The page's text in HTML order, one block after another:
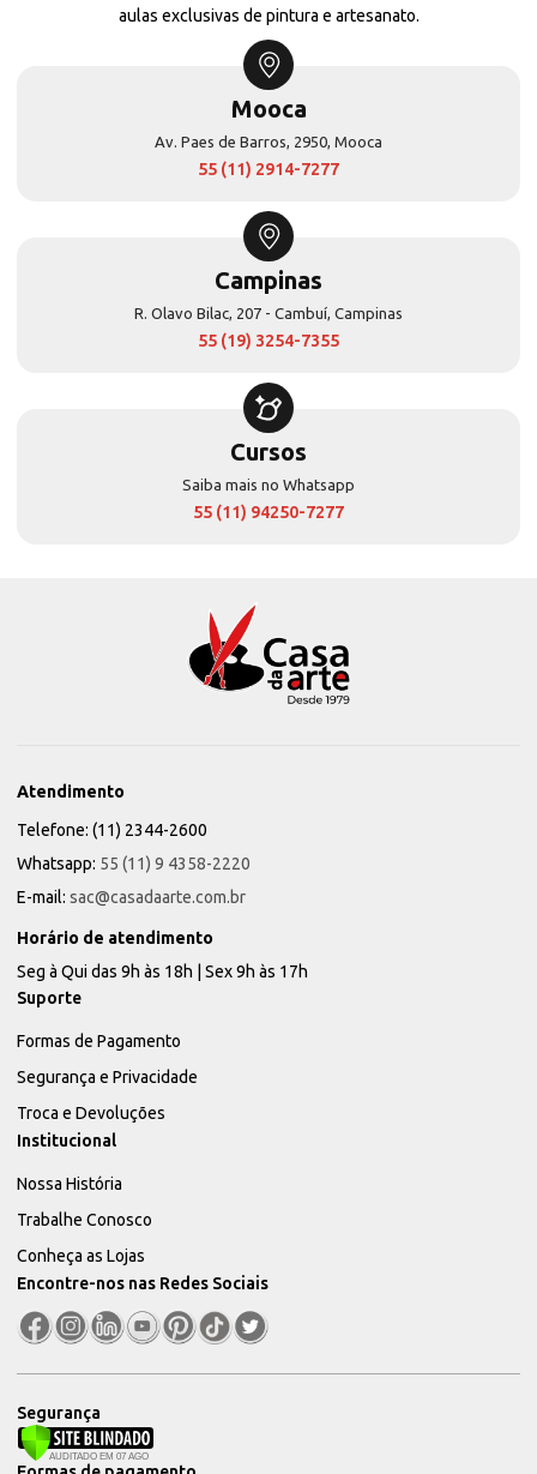
aulas exclusivas de pintura e artesanato.
Mooca
Av. Paes de Barros, 2950, Mooca
55 (11) 2914-7277
Campinas
R. Olavo Bilac, 207 - Cambuí, Campinas
55 (19) 3254-7355
Cursos
Saiba mais no Whatsapp
55 (11) 94250-7277
Atendimento
Telefone: (11) 2344-2600
Whatsapp: 55 (11) 9 4358-2220
E-mail: sac@casadaarte.com.br
Horário de atendimento
Seg à Qui das 9h às 18h | Sex 9h às 17h
Suporte
Formas de Pagamento
Segurança e Privacidade
Troca e Devoluções
Institucional
Nossa História
Trabalhe Conosco
Conheça as Lojas
Encontre-nos nas Redes Sociais
Segurança